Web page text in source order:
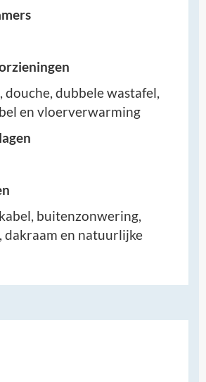
douche, dubbele wastafel,
en vloerverwarming
buitenzonwering,
dakraam en natuurlijke